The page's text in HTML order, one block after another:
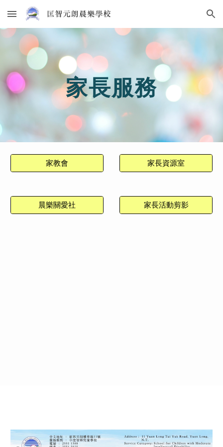
Skip to main content Skip to navigation
家長服務
家教會 家長資源室
晨樂關愛社 家長活動剪影